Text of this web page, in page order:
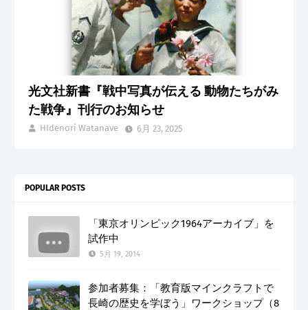
光文社新書『戦中写真が伝える 動物たちがみ
た戦争』刊行のお知らせ
HIdenori Watanave 6月 23, 2025
POPULAR POSTS
「東京オリンピック1964アーカイブ」を
試作中
5月 19, 2014
参加者募集：「教育版マインクラフトで
長崎の歴史を学ぼう」ワークショップ（8